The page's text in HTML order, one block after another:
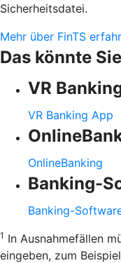
Sicherheitsdatei.
Mehr über FinTS
Das könnte
VR
VR Banking App
OnlineBanking
Banking-
Banking-
1 In Ausnahmefällen
eingeben, zum